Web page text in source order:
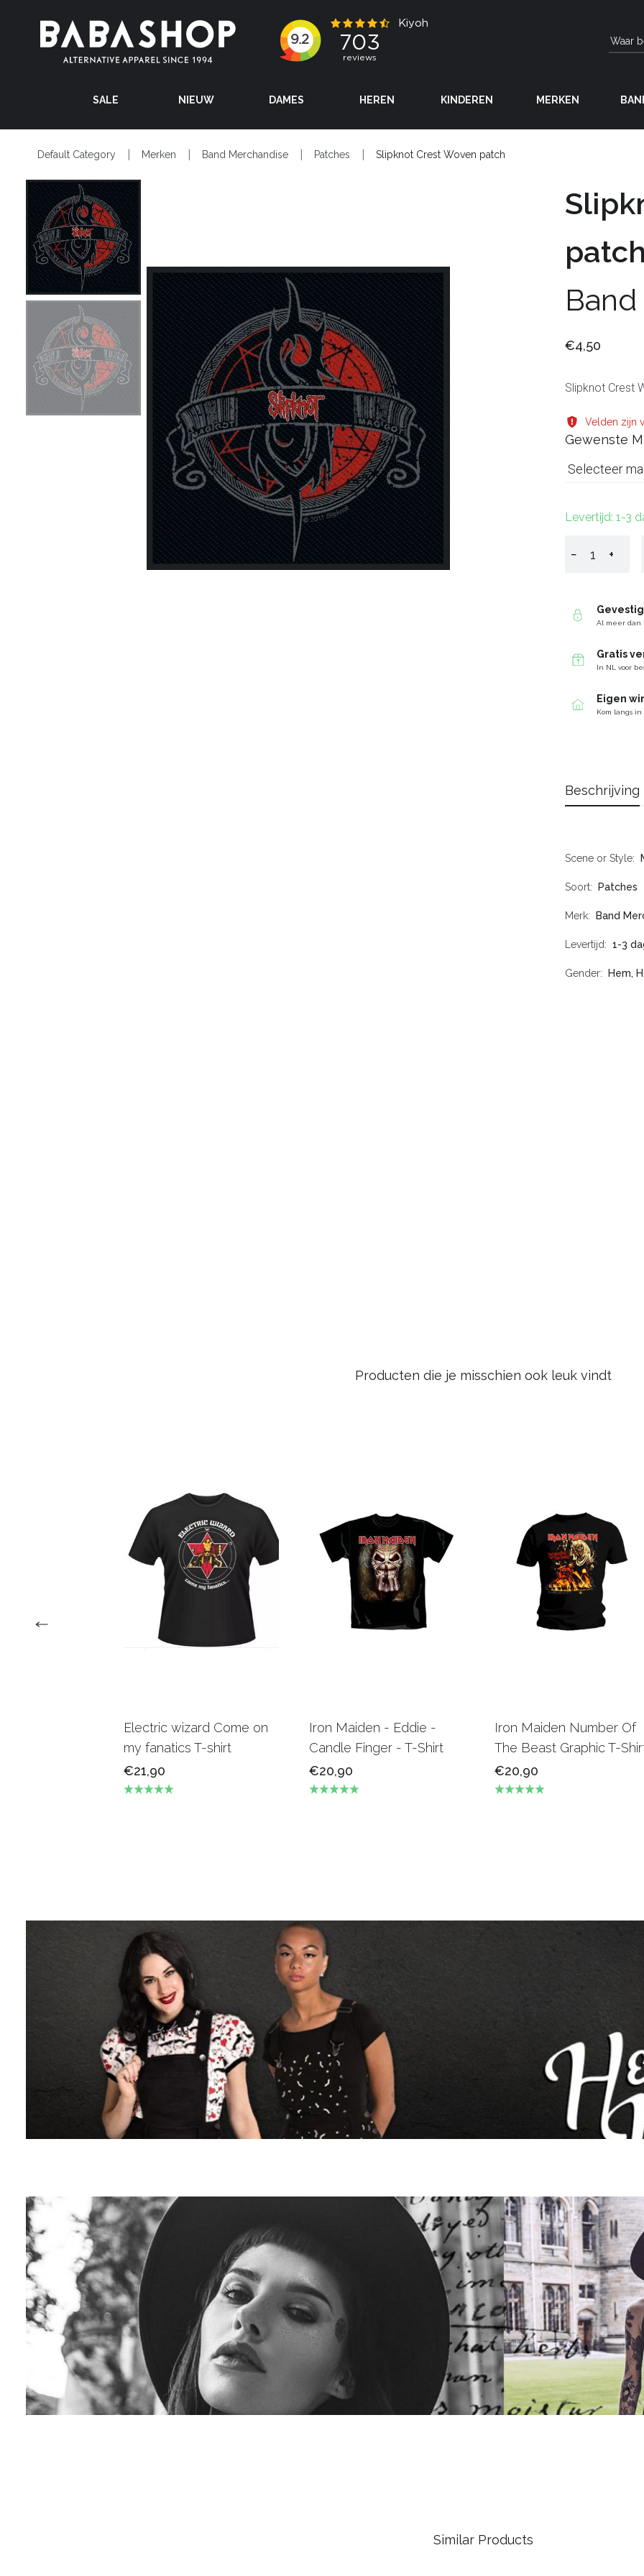
SALE NIEUW DAMES HEREN KINDEREN MERKEN
Default Category Merken Band Merchandise Patches Slipknot Crest Woven patch
€4,50
Slipknot Crest
Velden zijn
Gewenste
Selecteer
Levertijd: 1-3
− +
Al meer dan
Gratis
In NL voor
Eigen
Kom langs
Beschrijving
Scene or Style
Soort Patches
Merk Band
Levertijd 1-3
Gender Hem,
Producten die je misschien ook leuk vindt
Electric wizard Come on
my fanatics T-shirt
€21,90
Iron Maiden - Eddie -
Candle Finger - T-Shirt
€20,90
Iron Maiden Number Of
The Beast Graphic T-
€20,90
Similar Products